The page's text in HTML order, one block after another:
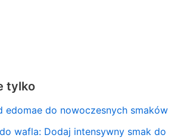
tylko
edomae do nowoczesnych smaków
wafla: Dodaj intensywny smak do